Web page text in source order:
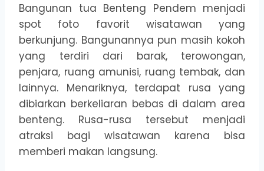
Bangunan tua Benteng Pendem menjadi
spot foto favorit wisatawan yang
berkunjung. Bangunannya pun masih kokoh
yang terdiri dari barak, terowongan,
penjara, ruang amunisi, ruang tembak, dan
lainnya. Menariknya, terdapat rusa yang
dibiarkan berkeliaran bebas di dalam area
benteng. Rusa-rusa tersebut menjadi
atraksi bagi wisatawan karena bisa
memberi makan langsung.